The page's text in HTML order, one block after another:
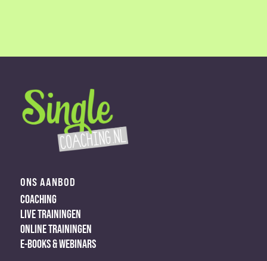
ONS AANBOD
COACHING
LIVE TRAININGEN
ONLINE TRAININGEN
E-BOOKS & WEBINARS